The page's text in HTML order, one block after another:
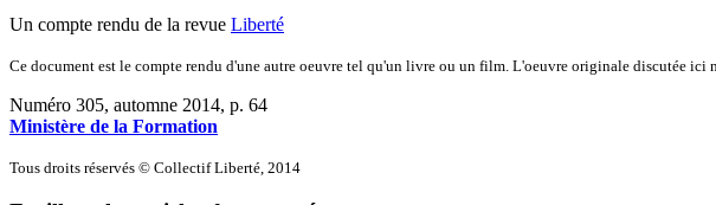
Un compte rendu de la revue Liberté
Ce document est le compte rendu d'une autre oeuvre tel qu'un livre ou un film. L'oeuvre originale discutée ici
Numéro 305, automne 2014, p. 64
Ministère de la Formation
Tous droits réservés © Collectif Liberté, 2014